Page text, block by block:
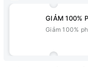
GIẢM 100%
Giảm 100%